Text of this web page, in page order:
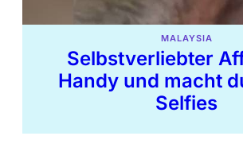
MALAYSIA
Selbstverliebter
Handy und macht
Selfies